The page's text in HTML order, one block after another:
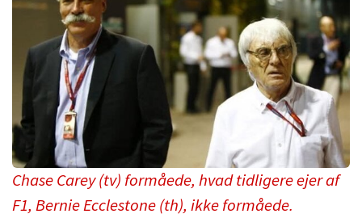
Chase Carey (tv) formåede, hvad tidligere ejer af
F1, Bernie Ecclestone (th), ikke formåede.